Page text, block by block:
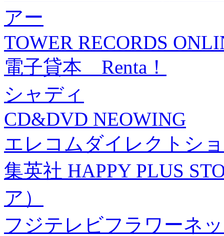
アー
TOWER RECORDS
電子貸本 Renta！
シャディ
CD&DVD NEOWING
エレコムダイレクトシ
集英社 HAPPY PLUS
ア）
フジテレビフラワーネ